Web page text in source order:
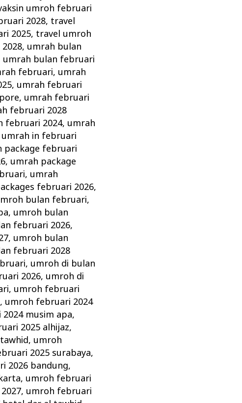
umroh februari
2028, travel
2025, travel umroh
, umrah bulan
umrah bulan februari
februari, umrah
, umrah februari
, umrah februari
februari 2028
februari 2024, umrah
umrah in februari
package februari
, umrah package
, umrah
februari 2026,
bulan februari,
, umroh bulan
februari 2026,
, umroh bulan
februari 2028
, umroh di bulan
2026, umroh di
, umroh februari
, umroh februari 2024
musim apa,
2025 alhijaz,
, umroh
2025 surabaya,
2026 bandung,
, umroh februari
, umroh februari